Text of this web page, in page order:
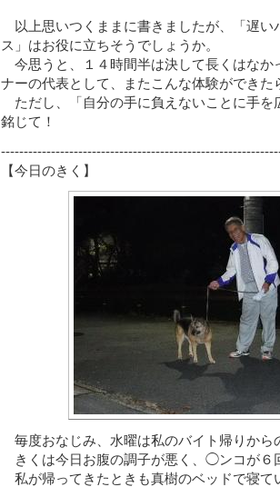
以上思いつくままに書きましたが、「遅い
ス」はお役に立ちそうでしょうか。
今思うと、１４時間半は決して長くはなか
ナーの代表として、またこんな体験ができた
ただし、「自分の手に負えないことに手を
銘じて！
【今日のきく】
毎度おなじみ、水曜は私のバイト帰りから
きくは今日お腹の調子が悪く、◯ンコが６
私が帰ってきたときも真樹のベッドで寝て